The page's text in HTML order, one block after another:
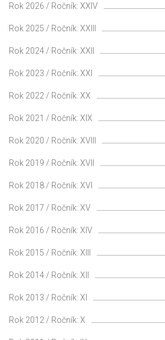
Rok 2026 / Ročník: XXIV
Rok 2025 / Ročník: XXIII
Rok 2024 / Ročník: XXII
Rok 2023 / Ročník: XXI
Rok 2022 / Ročník: XX
Rok 2021 / Ročník: XIX
Rok 2020 / Ročník: XVIII
Rok 2019 / Ročník: XVII
Rok 2018 / Ročník: XVI
Rok 2017 / Ročník: XV
Rok 2016 / Ročník: XIV
Rok 2015 / Ročník: XIII
Rok 2014 / Ročník: XII
Rok 2013 / Ročník: XI
Rok 2012 / Ročník: X